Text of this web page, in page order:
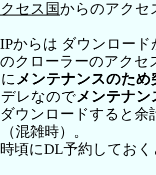
セス国からのアクセ
からは ダウンロー
クローラーのアクセ
メンテナンスのため
レなのでメンテナ
ウンロードすると余
混雑時）。
頃にDL予約してお